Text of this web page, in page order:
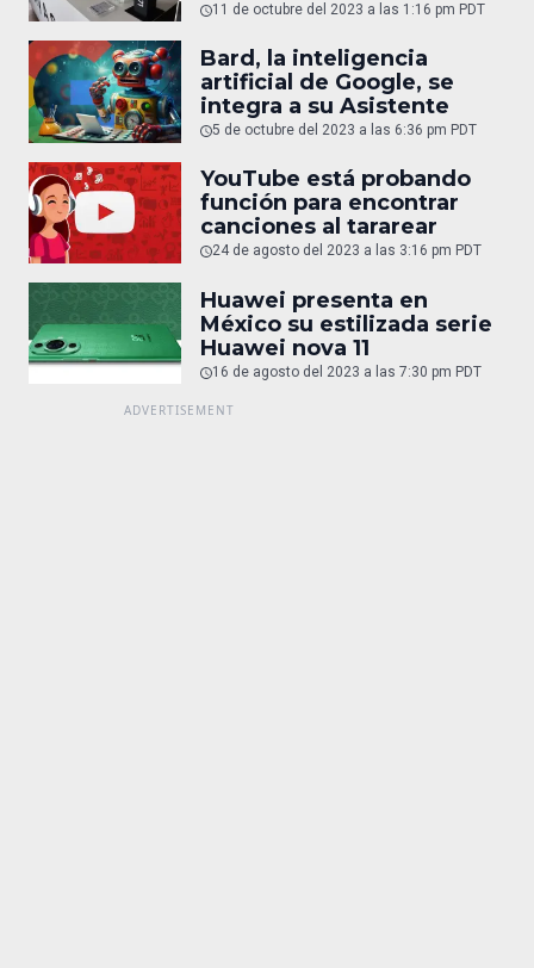
11 de octubre del 2023 a las 1:16 pm PDT
Bard, la inteligencia
artificial de Google, se
integra a su Asistente
5 de octubre del 2023 a las 6:36 pm PDT
YouTube está probando
función para encontrar
canciones al tararear
24 de agosto del 2023 a las 3:16 pm PDT
Huawei presenta en
México su estilizada serie
Huawei nova 11
16 de agosto del 2023 a las 7:30 pm PDT